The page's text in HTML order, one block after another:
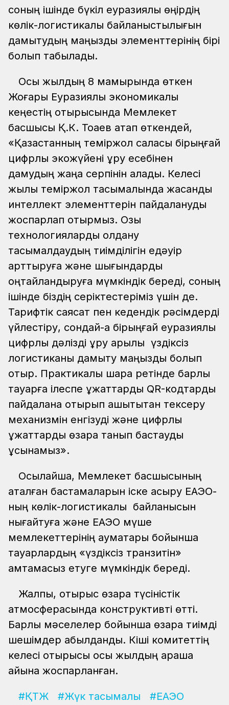
соның ішінде бүкіл еуразиялық өңірдің
көлік-логистикалық байланыстылығын
дамытудың маңызды элементтерінің бірі
болып табылады.
Осы жылдың 8 мамырында өткен
Жоғары Еуразиялық экономикалық
кеңестің отырысында Мемлекет
басшысы Қ.К. Тоқаев атап өткендей,
«Қазақстанның теміржол саласы бірыңғай
цифрлық экожүйені құру есебінен
дамудың жаңа серпінін алады. Келесі
жылы теміржол тасымалында жасанды
интеллект элементтерін пайдалануды
жоспарлап отырмыз. Озық
технологияларды қолдану
тасымалдаудың тиімділігін едәуір
арттыруға және шығындарды
оңтайландыруға мүмкіндік береді, соның
ішінде біздің серіктестеріміз үшін де.
Тарифтік саясат пен кедендік рәсімдерді
үйлестіру, сондай-ақ бірыңғай еуразиялық
цифрлық дәлізді құру арқылы үздіксіз
логистиканы дамыту маңызды болып
отыр. Практикалық шара ретінде барлық
тауарға ілеспе құжаттарды QR-кодтарды
пайдалана отырып қашықтықтан тексеру
механизмін енгізуді және цифрлық
құжаттарды өзара танып бастауды
ұсынамыз».
Осылайша, Мемлекет басшысының
аталған бастамаларын іске асыру ЕАЭО-
ның көлік-логистикалық байланысын
нығайтуға және ЕАЭО мүше
мемлекеттерінің аумақтары бойынша
тауарлардың «үздіксіз транзитін»
қамтамасыз етуге мүмкіндік береді.
Жалпы, отырыс өзара түсіністік
атмосферасында конструктивті өтті.
Барлық мәселелер бойынша өзара тиімді
шешімдер қабылданды. Кіші комитеттің
келесі отырысы осы жылдың қараша
айына жоспарланған.
#ҚТЖ #Жүк тасымалы
#ЕАЭО